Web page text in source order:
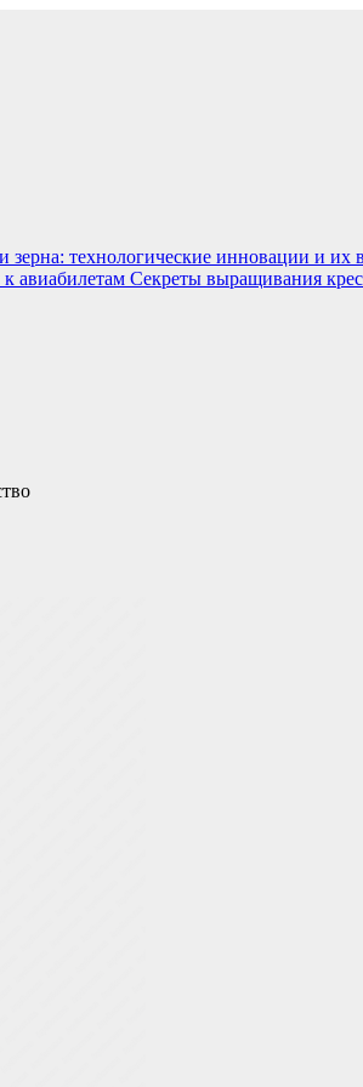
зерна: технологические инновации и их
авиабилетам Секреты выращивания